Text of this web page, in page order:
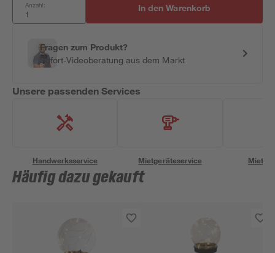
Anzahl: In den Warenkorb
Fragen zum Produkt?
Sofort-Videoberatung aus dem Markt
Unsere passenden Services
Handwerksservice Mietgeräteservice
Häufig dazu gekauft